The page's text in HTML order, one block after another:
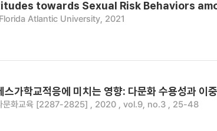
towards Sexual Risk Behaviors
Florida Atlantic University, 2021
가학교적응에 미치는 영향: 다문화 수용성과 이
문화교육 [2287-2825] , 2020 , vol.9, no.3 , 25-48